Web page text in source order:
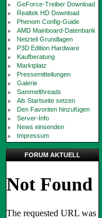
GeForce-Treiber Download
Realtek HD Download
Phenom Config-Guide
AMD Mainboard-Datenbank
Netzteil Grundlagen
P3D Edition Hardware
Kaufberatung
Marktplatz
Pressemitteilungen
Galerie
Sammelthreads
Als Startseite setzen
Den Favoriten hinzufügen
Server-Info
News einsenden
Impressum
FORUM AKTUELL